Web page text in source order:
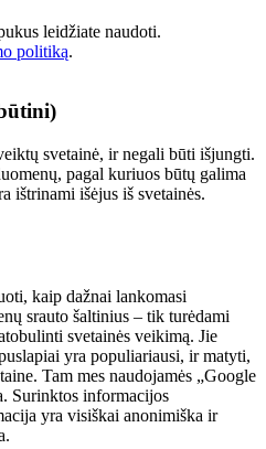
leidžiate naudoti.
politiką.
svetainė, ir negali būti išjungti.
pagal kuriuos būtų galima
ištrinami išėjus iš svetainės.
kaip dažnai lankomasi
srauto šaltinius – tik turėdami
svetainės veikimą. Jie
yra populiariausi, ir matyti,
Tam mes naudojamės „Google
Surinktos informacijos
yra visiškai anonimiška ir